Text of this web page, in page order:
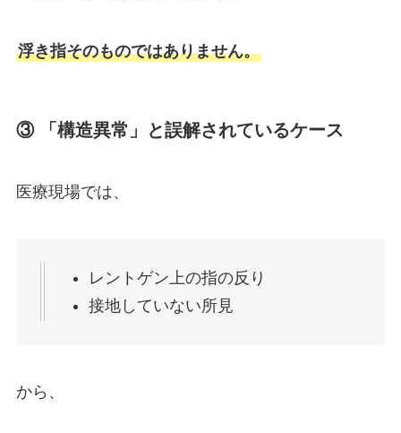
浮き指そのものではありません。
③ 「構造異常」と誤解されているケース
医療現場では、
レントゲン上の指の反り
接地していない所見
から、